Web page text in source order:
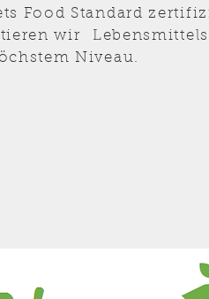
Food Standard
wir
Niveau.